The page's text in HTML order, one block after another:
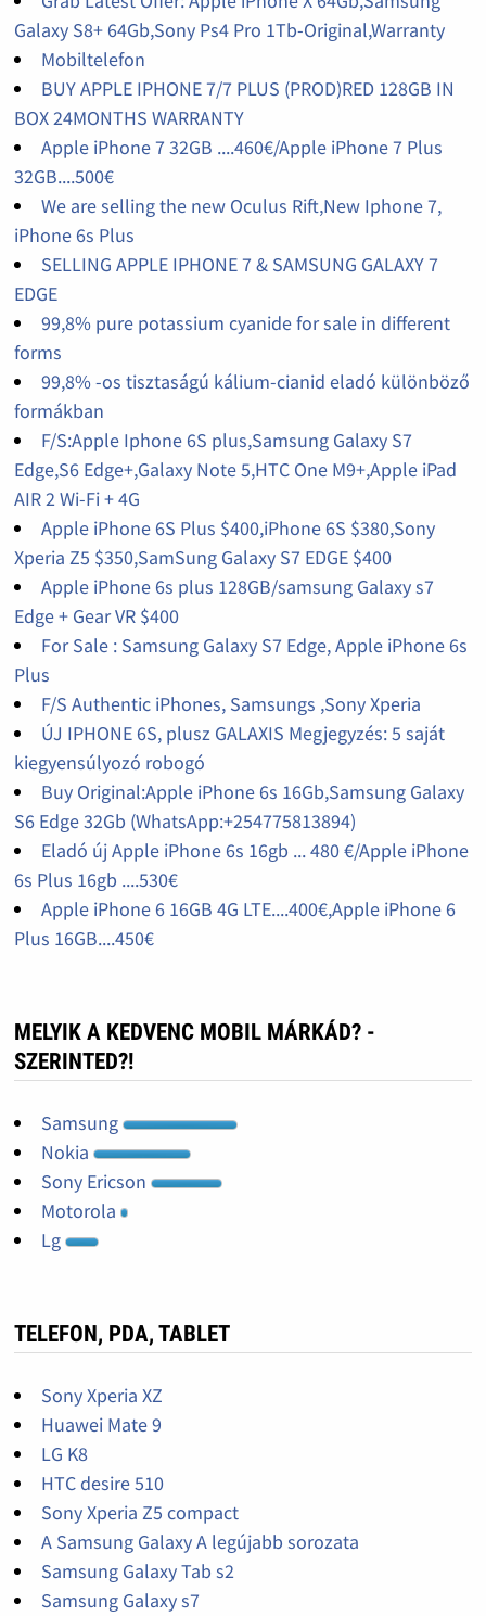
Galaxy S8+ 64Gb,Sony Ps4 Pro 1Tb-Original,Warranty
Mobiltelefon
BUY APPLE IPHONE 7/7 PLUS (PROD)RED 128GB IN
BOX 24MONTHS WARRANTY
Apple iPhone 7 32GB ....460€/Apple iPhone 7 Plus
32GB....500€
We are selling the new Oculus Rift,New Iphone 7,
iPhone 6s Plus
SELLING APPLE IPHONE 7 & SAMSUNG GALAXY 7
EDGE
99,8% pure potassium cyanide for sale in different
forms
99,8% -os tisztaságú kálium-cianid eladó különböző
formákban
F/S:Apple Iphone 6S plus,Samsung Galaxy S7
Edge,S6 Edge+,Galaxy Note 5,HTC One M9+,Apple iPad
AIR 2 Wi-Fi + 4G
Apple iPhone 6S Plus $400,iPhone 6S $380,Sony
Xperia Z5 $350,SamSung Galaxy S7 EDGE $400
Apple iPhone 6s plus 128GB/samsung Galaxy s7
Edge + Gear VR $400
For Sale : Samsung Galaxy S7 Edge, Apple iPhone 6s
Plus
F/S Authentic iPhones, Samsungs ,Sony Xperia
ÚJ IPHONE 6S, plusz GALAXIS Megjegyzés: 5 saját
kiegyensúlyozó robogó
Buy Original:Apple iPhone 6s 16Gb,Samsung Galaxy
S6 Edge 32Gb (WhatsApp:+254775813894)
Eladó új Apple iPhone 6s 16gb ... 480 €/Apple iPhone
6s Plus 16gb ....530€
Apple iPhone 6 16GB 4G LTE....400€,Apple iPhone 6
Plus 16GB....450€
MELYIK A KEDVENC MOBIL MÁRKÁD? -
SZERINTED?!
Samsung
Nokia
Sony Ericson
Motorola
Lg
TELEFON, PDA, TABLET
Sony Xperia XZ
Huawei Mate 9
LG K8
HTC desire 510
Sony Xperia Z5 compact
A Samsung Galaxy A legújabb sorozata
Samsung Galaxy Tab s2
Samsung Galaxy s7